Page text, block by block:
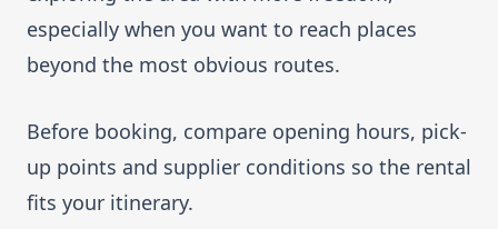
especially when you want to reach places
beyond the most obvious routes.
Before booking, compare opening hours, pick-
up points and supplier conditions so the rental
fits your itinerary.